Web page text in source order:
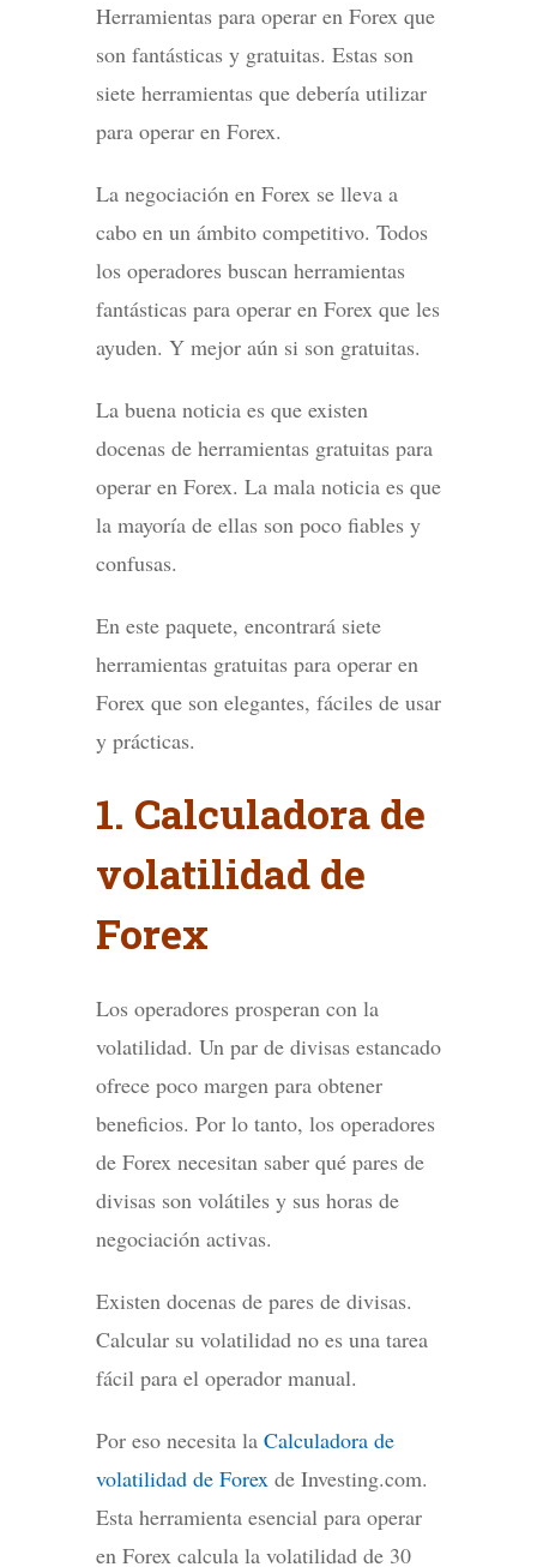
Herramientas para operar en Forex que
son fantásticas y gratuitas. Estas son
siete herramientas que debería utilizar
para operar en Forex.
La negociación en Forex se lleva a
cabo en un ámbito competitivo. Todos
los operadores buscan herramientas
fantásticas para operar en Forex que les
ayuden. Y mejor aún si son gratuitas.
La buena noticia es que existen
docenas de herramientas gratuitas para
operar en Forex. La mala noticia es que
la mayoría de ellas son poco fiables y
confusas.
En este paquete, encontrará siete
herramientas gratuitas para operar en
Forex que son elegantes, fáciles de usar
y prácticas.
1. Calculadora de
volatilidad de
Forex
Los operadores prosperan con la
volatilidad. Un par de divisas estancado
ofrece poco margen para obtener
beneficios. Por lo tanto, los operadores
de Forex necesitan saber qué pares de
divisas son volátiles y sus horas de
negociación activas.
Existen docenas de pares de divisas.
Calcular su volatilidad no es una tarea
fácil para el operador manual.
Por eso necesita la Calculadora de
volatilidad de Forex de Investing.com.
Esta herramienta esencial para operar
en Forex calcula la volatilidad de 30